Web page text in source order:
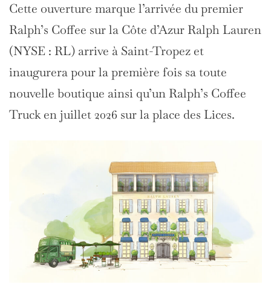
Cette ouverture marque l’arrivée du premier
Ralph’s Coffee sur la Côte d’Azur Ralph Lauren
(NYSE : RL) arrive à Saint-Tropez et
inaugurera pour la première fois sa toute
nouvelle boutique ainsi qu’un Ralph’s Coffee
Truck en juillet 2026 sur la place des Lices.